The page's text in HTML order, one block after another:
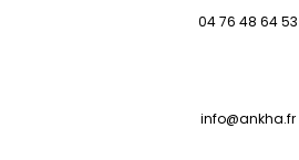
04 76 48 64 53
info@ankha.fr